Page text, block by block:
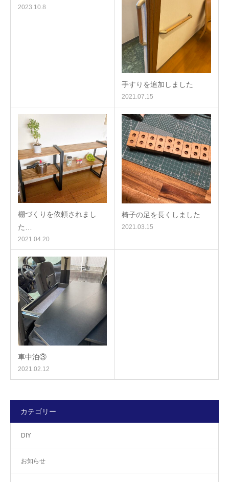
2023.10.8
手すりを追加しました
2021.07.15
棚づくりを依頼されまし
た…
2021.04.20
椅子の足を長くしました
2021.03.15
車中泊③
2021.02.12
カテゴリー
DIY
お知らせ